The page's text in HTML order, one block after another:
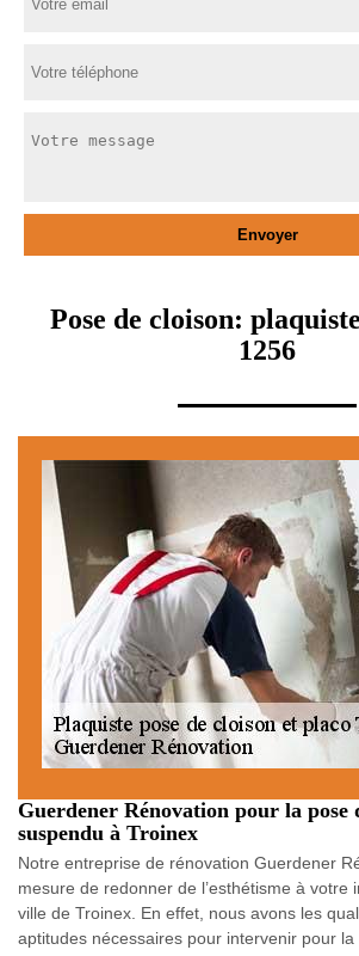
Pose de cloison:
1256
Guerdener Rénovation pour la pose
suspendu à Troinex
Notre entreprise de rénovation Guerdener
mesure de redonner de l’esthétisme à votre
ville de Troinex. En effet, nous avons les
aptitudes nécessaires pour intervenir pour